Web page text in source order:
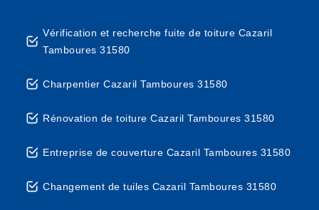
Vérification et recherche fuite de toiture Cazaril
Tamboures 31580
Charpentier Cazaril Tamboures 31580
Rénovation de toiture Cazaril Tamboures 31580
Entreprise de couverture Cazaril Tamboures 31580
Changement de tuiles Cazaril Tamboures 31580